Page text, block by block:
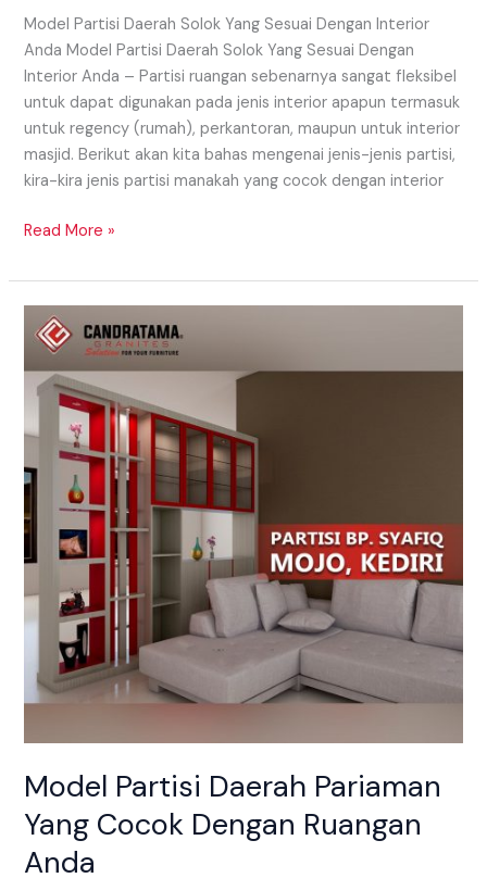
Model Partisi Daerah Solok Yang Sesuai Dengan Interior
Anda Model Partisi Daerah Solok Yang Sesuai Dengan
Interior Anda – Partisi ruangan sebenarnya sangat fleksibel
untuk dapat digunakan pada jenis interior apapun termasuk
untuk regency (rumah), perkantoran, maupun untuk interior
masjid. Berikut akan kita bahas mengenai jenis-jenis partisi,
kira-kira jenis partisi manakah yang cocok dengan interior
Read More »
Model Partisi Daerah Pariaman
Yang Cocok Dengan Ruangan
Anda
Model
Partisi
Daerah
Pariaman
Cocok
Dengan
Ruangan
Anda